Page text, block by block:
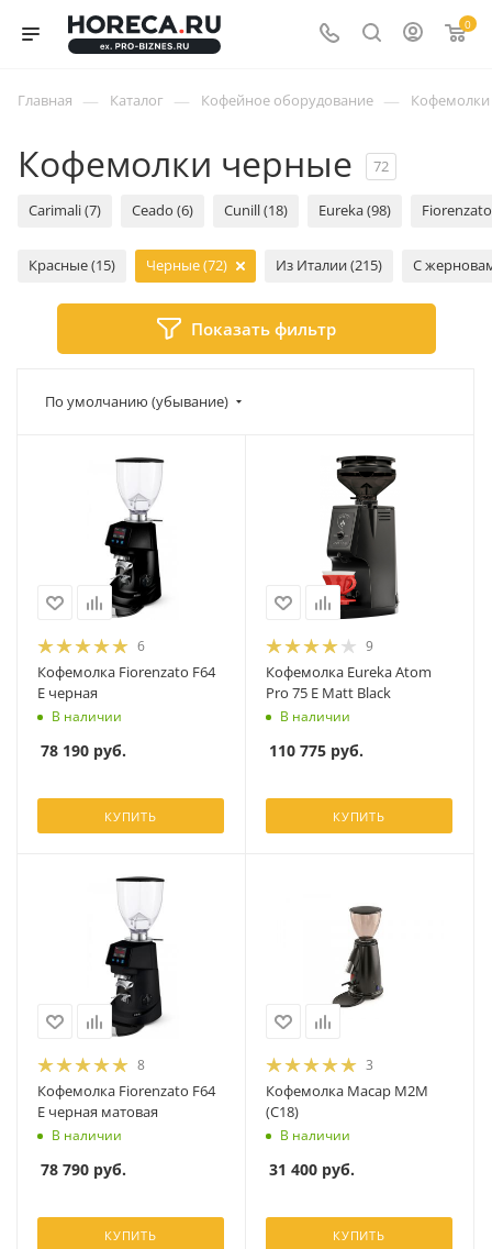
0
Главная — Каталог — Кофейное оборудование — Кофемолки
Кофемолки черные 72
Carimali (7) Ceado (6) Cunill (18) Eureka (98)
Красные (15) Черные (72) Из Италии (215) С
Показать фильтр
По умолчанию (убывание)
6
Кофемолка Fiorenzato F64
E черная
В наличии
78 190 руб.
КУПИТЬ
9
Кофемолка Eureka Atom
Pro 75 E Matt Black
В наличии
110 775 руб.
КУПИТЬ
8
Кофемолка Fiorenzato F64
E черная матовая
В наличии
78 790 руб.
КУПИТЬ
3
Кофемолка Macap M2M
(C18)
В наличии
31 400 руб.
КУПИТЬ